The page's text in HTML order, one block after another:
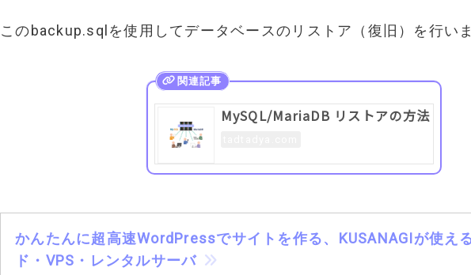
このbackup.sqlを使用してデータベースのリストア（復旧）を行い
MySQL/MariaDB リストアの方法
かんたんに超高速WordPressでサイトを作る、KUSANAGIが使え
ド・VPS・レンタルサーバ